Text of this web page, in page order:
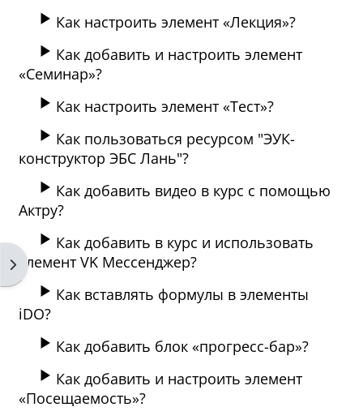
打开块抽屉
Как настроить элемент «Лекция»?
Как добавить и настроить элемент
«Семинар»?
Как настроить элемент «Тест»?
Как пользоваться ресурсом "ЭУК-
конструктор ЭБС Лань"?
Как добавить видео в курс с помощью
Актру?
Как добавить в курс и использовать
элемент VK Мессенджер?
Как вставлять формулы в элементы
iDO?
Как добавить блок «прогресс-бар»?
Как добавить и настроить элемент
«Посещаемость»?